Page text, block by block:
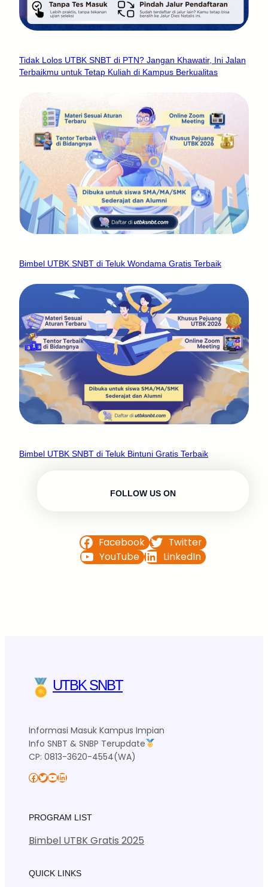
Tidak Lolos UTBK SNBT di PTN? Jangan Khawatir, Ini Jalan
Terbaikmu untuk Tetap Kuliah di Kampus Berkualitas
Bimbel UTBK SNBT di Teluk Wondama Gratis Terbaik
Bimbel UTBK SNBT di Teluk Bintuni Gratis Terbaik
FOLLOW US ON
Facebook
Twitter
YouTube
LinkedIn
UTBK SNBT
Informasi Masuk Kampus Impian
Info SNBT & SNBP Terupdate
CP: 0813-3620-4554(WA)
Facebook Twitter YouTube LinkedIn
PROGRAM LIST
Bimbel UTBK Gratis 2025
QUICK LINKS